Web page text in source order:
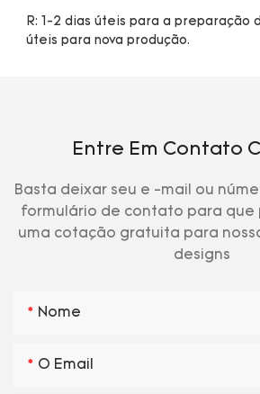
R: 1-2 dias úteis para a preparação
Entre Em Contato
Basta deixar seu e -mail ou
formulário de contato para que
uma cotação gratuita para
designs
Nome
O Email